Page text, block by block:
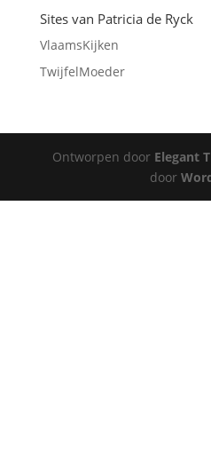
Sites van Patricia de Ryck
VlaamsKijken
TwijfelMoeder
Ontworpen door Elegant
door